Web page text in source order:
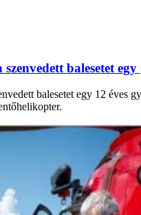
balesetet
balesetet egy 12 éves